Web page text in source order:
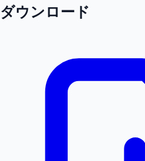
ダウンロード